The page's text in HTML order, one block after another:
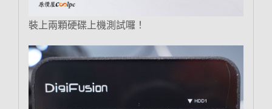
裝上兩顆硬碟上機測試囉！